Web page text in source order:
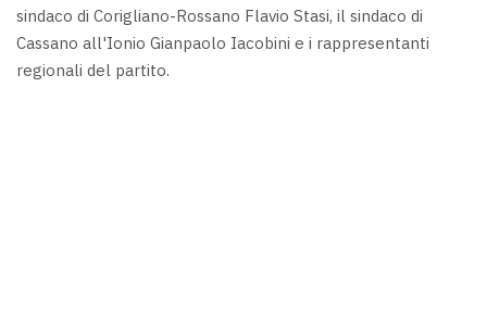
sindaco di Corigliano-Rossano Flavio Stasi, il sindaco di
Cassano all'Ionio Gianpaolo Iacobini e i rappresentanti
regionali del partito.